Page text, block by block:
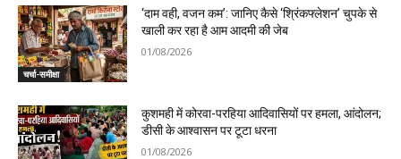
चर्चा-समीक्षा
‘दाम वही, वजन कम’: जानिए कैसे ‘श्रिंकफ्लेशन’ चुपके से
खाली कर रहा है आम आदमी की जेब
01/08/2026
कुशमही में कोरवा-परहिया आदिवासियों पर हमला, आंदोलन;
डीसी के आश्वासन पर टूटा धरना
01/08/2026